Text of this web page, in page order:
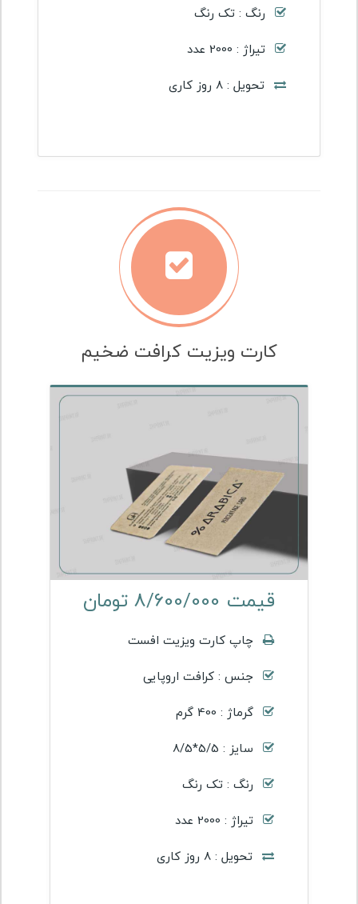
رنگ : تک رنگ
تیراژ : 2000 عدد
تحویل : 8 روز کاری
کارت ویزیت کرافت ضخیم
قیمت 8/600/000 تومان
چاپ کارت ویزیت افست
جنس : کرافت اروپایی
گرماژ : 400 گرم
سایز : 5/5*8/5
رنگ : تک رنگ
تیراژ : 2000 عدد
تحویل : 8 روز کاری